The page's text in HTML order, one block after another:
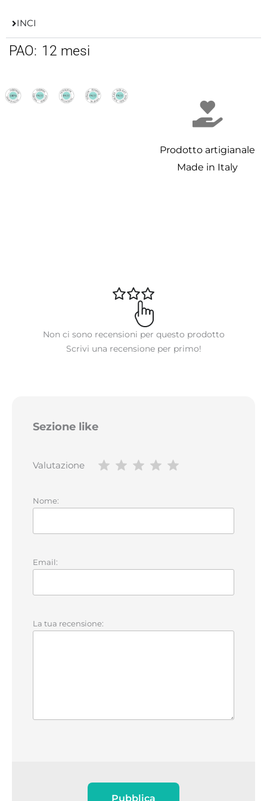
INCI
PAO: 12 mesi
Prodotto artigianale
Made in Italy
Non ci sono recensioni per questo prodotto
Scrivi una recensione per primo!
Sezione like
Valutazione
Nome:
Email:
La tua recensione:
Pubblica